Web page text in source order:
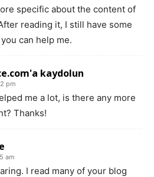
specific about the content of
reading it, I still have some
can help me.
kaydolun
pm
me a lot, is there any more
Thanks!
am
I read many of your blog